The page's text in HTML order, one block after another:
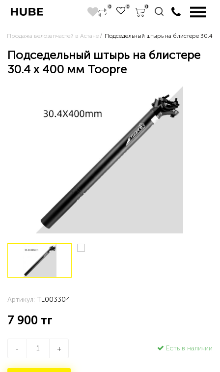
0 0 0
Продажа велозапчастей в Астане Подседельный штырь на блистере 30.4
Подседельный штырь на блистере
30.4 х 400 мм Toopre
Артикул: TL003304
7 900 тг
- + Есть в наличии